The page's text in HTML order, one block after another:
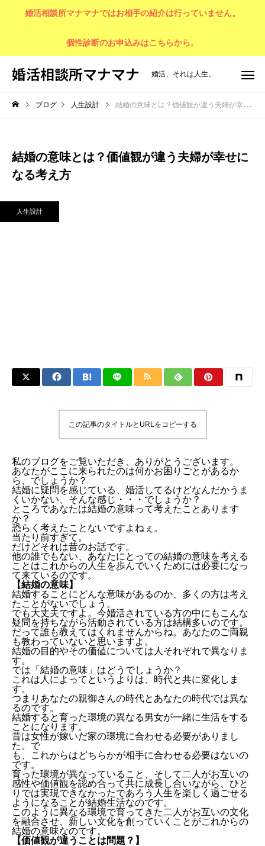
婚活相談所マナマナではお相手の紹介は行っていません。
個性診断のお申込みはこちらから。
婚活相談所マナマナ 婚活、それは人生。
ブログ 人生設計 結婚の意味とは？価値観が違う夫婦が幸せになる考え方
結婚の意味とは？価値観が違う夫婦が幸せに
なる考え方
人生設計
この記事のタイトルとURLをコピーする
私のブログをご覧いただき、ありがとうございます。
あなたがここに来られたのは何かお困りごとがあるか
ら、でしょうか？
結婚に疑問を感じている、婚活してるけどなんだかうま
くいかない、そんな感じ・・・でしょうか？
ところであなたは結婚の意味って考えたことあります
か？
恐らく考えたことないですよねぇ。
当たり前すぎて。
だけどそれは昔のお話です。
他の誰でもない、あなたにとっての結婚の意味を考える
ことはこれからの人生を歩んでいくためには必要になっ
て来ているのです。
【結婚の意味】
結婚することにどんな意味があるのか、多くの方は考え
たことがないでしょう。
でも大丈夫ですよ。今婚活されている方の中にもこんな
疑問を持ちながら活動されている方は結構多いのです。
だって誰も教えてはくれませんからね。あなたのご両親
も教わっていないと思いますよ。
結婚の目的やその価値については人それぞれで異なりま
す。
では「結婚の意味」はどうでしょうか？
これは人によってというよりは、時代と共に変化しま
す。
つまりあなたの親御さんの時代とあなたの時代では異な
るのです。
結婚すると育った環境の異なる男女が一緒に生活をする
ことになります。
昔は女性が嫁いだ家の環境に合わせる必要がありまし
た。で
も、これからはどちらかが相手に合わせる必要はないの
です。
育った環境が異なっていること、そして二人がお互いの
感性や価値観を認め合って共に成長し合いながら、ひと
りでは実現できなかったであろう人生を楽しく過ごせる
ようになることが結婚生活なのです。
このように異なる環境で育ってきた二人がお互いの文化
を融合させ、新しい文化を創っていくことがこれからの
結婚の意味なのです。
【価値観が違うことは問題？】